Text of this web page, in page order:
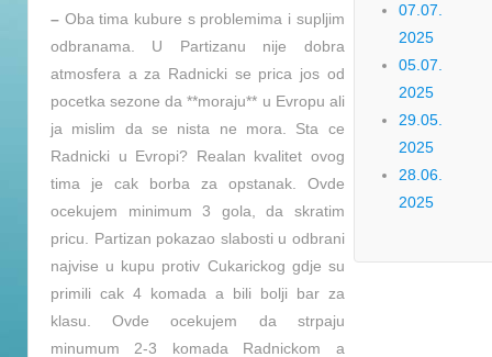
– Oba tima kubure s problemima i supljim
odbranama. U Partizanu nije dobra
atmosfera a za Radnicki se prica jos od
pocetka sezone da **moraju** u Evropu ali
ja mislim da se nista ne mora. Sta ce
Radnicki u Evropi? Realan kvalitet ovog
tima je cak borba za opstanak. Ovde
ocekujem minimum 3 gola, da skratim
pricu. Partizan pokazao slabosti u odbrani
najvise u kupu protiv Cukarickog gdje su
primili cak 4 komada a bili bolji bar za
klasu. Ovde ocekujem da strpaju
minumum 2-3 komada Radnickom a
07.07.
2025
05.07.
2025
29.05.
2025
28.06.
2025